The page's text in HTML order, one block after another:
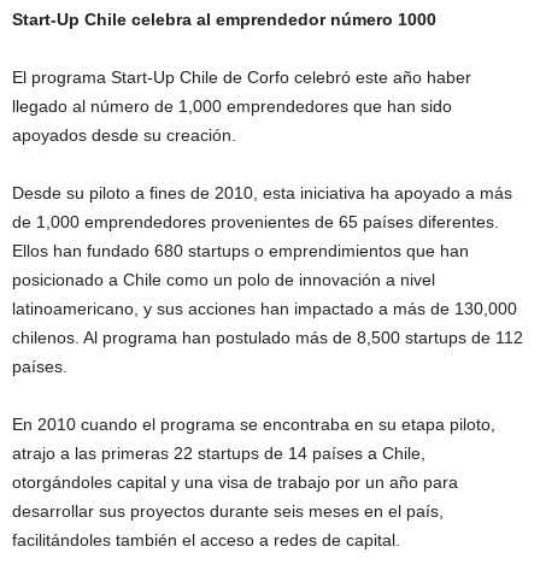
Start-Up Chile celebra al emprendedor número 1000
El programa Start-Up Chile de Corfo celebró este año haber
llegado al número de 1,000 emprendedores que han sido
apoyados desde su creación.
Desde su piloto a fines de 2010, esta iniciativa ha apoyado a más
de 1,000 emprendedores provenientes de 65 países diferentes.
Ellos han fundado 680 startups o emprendimientos que han
posicionado a Chile como un polo de innovación a nivel
latinoamericano, y sus acciones han impactado a más de 130,000
chilenos. Al programa han postulado más de 8,500 startups de 112
países.
En 2010 cuando el programa se encontraba en su etapa piloto,
atrajo a las primeras 22 startups de 14 países a Chile,
otorgándoles capital y una visa de trabajo por un año para
desarrollar sus proyectos durante seis meses en el país,
facilitándoles también el acceso a redes de capital.